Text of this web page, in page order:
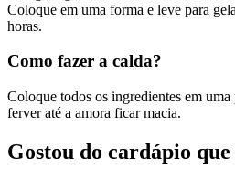
Coloque em uma forma e leve para
horas.
Como fazer a calda?
Coloque todos os ingredientes em
ferver até a amora ficar macia.
Gostou do cardápio